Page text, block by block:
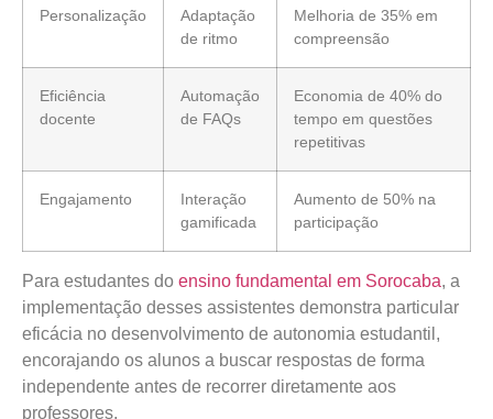
Personalização
Adaptação
de ritmo
Melhoria de 35% em
compreensão
Eficiência
docente
Automação
de FAQs
Economia de 40% do
tempo em questões
repetitivas
Engajamento
Interação
gamificada
Aumento de 50% na
participação
Para estudantes do ensino fundamental em Sorocaba, a
implementação desses assistentes demonstra particular
eficácia no desenvolvimento de autonomia estudantil,
encorajando os alunos a buscar respostas de forma
independente antes de recorrer diretamente aos
professores.